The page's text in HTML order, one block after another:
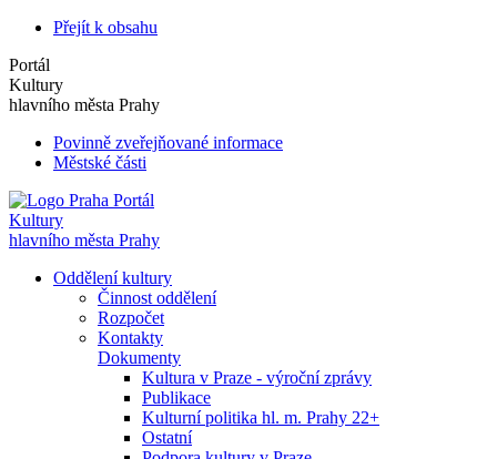
Přejít k obsahu
Portál
Kultury
hlavního města Prahy
Povinně zveřejňované informace
Městské části
Portál
Kultury
hlavního města Prahy
Oddělení kultury
Činnost oddělení
Rozpočet
Kontakty
Dokumenty
Kultura v Praze - výroční zprávy
Publikace
Kulturní politika hl. m. Prahy 22+
Ostatní